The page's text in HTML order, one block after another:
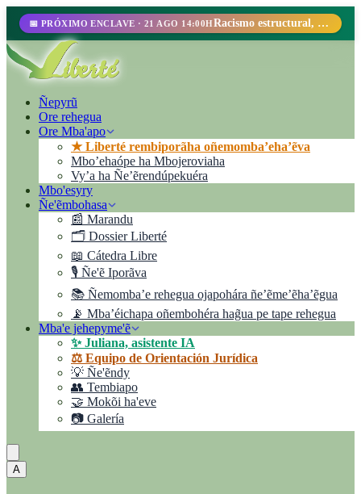
📅 PRÓXIMO ENCLAVE · 21 AGO 14:00H Racismo estructural, perfilamiento racial y abolicionismo carcelario.
Ñepyrũ
Ore rehegua
Ore Mba'apo
★ Liberté rembiporãha oñemomba’eha’ẽva
Mbo’ehaópe ha Mbojeroviaha
Vyʼa ha Ñe’ẽrendúpekuéra
Mbo'esyry
Ñe'ẽmbohasa
📰 Marandu
🗂️ Dossier Liberté
📖 Cátedra Libre
🎙️ Ñe'ẽ Iporãva
📚 Ñemomba’e rehegua ojapohára ñe’ẽme’ẽha’ẽgua
📡 Mba’éichapa oñembohéra hag̃ua pe tape rehegua
Mba'e jehepyme'ẽ
✨ Juliana, asistente IA
⚖️ Equipo de Orientación Jurídica
💡 Ñe'ẽndy
👥 Tembiapo
🤝 Mokõi ha'eve
📷 Galería
A